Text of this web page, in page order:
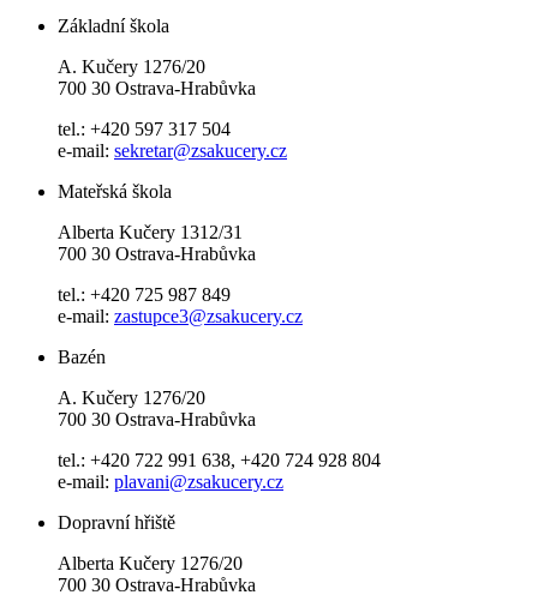
Základní škola
A. Kučery 1276/20
700 30 Ostrava-Hrabůvka
tel.: +420 597 317 504
e-mail: sekretar@zsakucery.cz
Mateřská škola
Alberta Kučery 1312/31
700 30 Ostrava-Hrabůvka
tel.: +420 725 987 849
e-mail: zastupce3@zsakucery.cz
Bazén
A. Kučery 1276/20
700 30 Ostrava-Hrabůvka
tel.: +420 722 991 638, +420 724 928 804
e-mail: plavani@zsakucery.cz
Dopravní hřiště
Alberta Kučery 1276/20
700 30 Ostrava-Hrabůvka